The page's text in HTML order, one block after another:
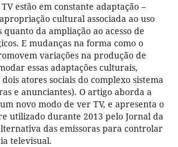
estão em constante adaptação –
cultural associada ao uso
quanto da ampliação ao acesso de
E mudanças na forma como o
variações na produção de
essas adaptações culturais,
atores sociais do complexo sistema
e anunciantes). O artigo aborda a
novo modo de ver TV, e apresenta o
utilizado durante 2013 pelo Jornal da
das emissoras para controlar
televisual.